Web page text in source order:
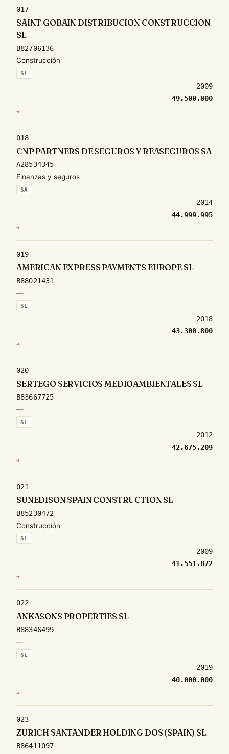
017
SAINT GOBAIN DISTRIBUCION CONSTRUCCION
SL
B82706136
Construcción
SL
2009
49.500.000
→
018
CNP PARTNERS DE SEGUROS Y REASEGUROS SA
A28534345
Finanzas y seguros
SA
2014
44.999.995
→
019
AMERICAN EXPRESS PAYMENTS EUROPE SL
B88021431
—
SL
2018
43.300.800
→
020
SERTEGO SERVICIOS MEDIOAMBIENTALES SL
B83667725
—
SL
2012
42.675.209
→
021
SUNEDISON SPAIN CONSTRUCTION SL
B85230472
Construcción
SL
2009
41.551.872
→
022
ANKASONS PROPERTIES SL
B88346499
—
SL
2019
40.000.000
→
023
ZURICH SANTANDER HOLDING DOS (SPAIN) SL
B86411097